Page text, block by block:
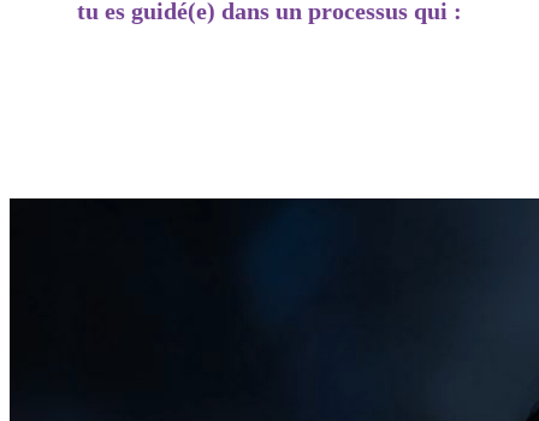
tu es guidé(e) dans un processus qui :